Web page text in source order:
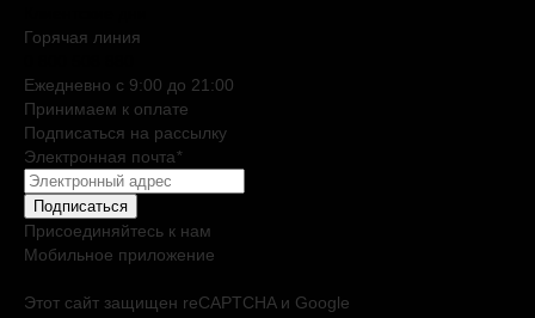
Горячая линия
Ежедневно c 9:00 до 21:00
Принимаем к оплате
Подписаться на рассылку
Электронная почта*
Подписаться
Присоединяйтесь к нам
Мобильное приложение
Этот сайт защищен reCAPTCHA и Google